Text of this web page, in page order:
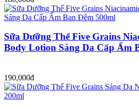
Sữa Dưỡng Thể Five Grains
Body Lotion Sáng Da Cấp Ẩm
190,000đ